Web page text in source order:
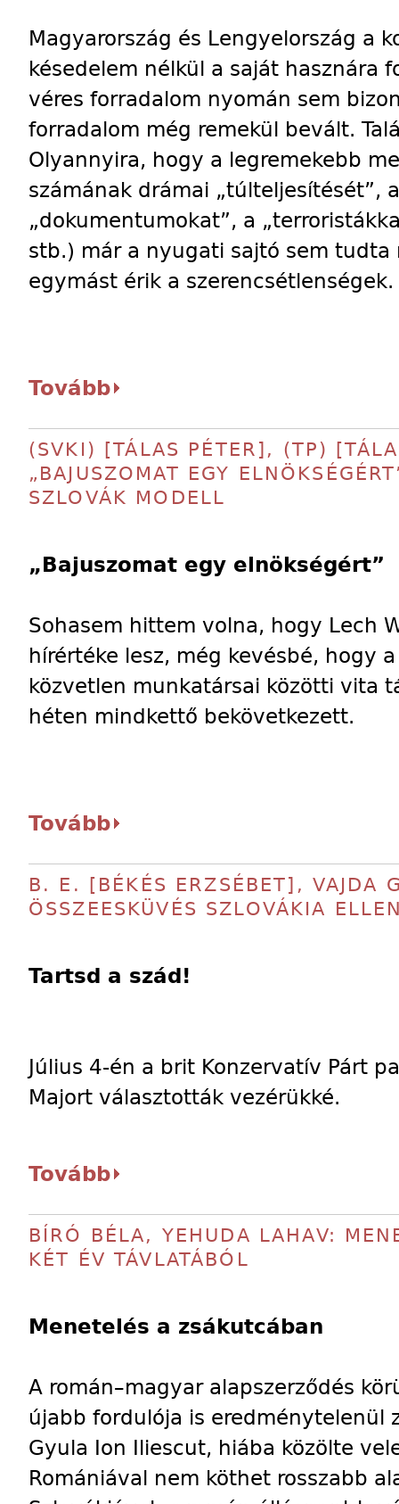
Magyarország és Lengyelország a
késedelem nélkül a saját hasznára
véres forradalom nyomán sem
forradalom még remekül bevált.
Olyannyira, hogy a legremekebb
számának drámai „túlteljesítését”,
„dokumentumokat”, a
stb.) már a nyugati sajtó sem
egymást érik a szerencsétlenségek.
Tovább
(SVKI) [TÁLAS PÉTER], (TP)
„BAJUSZOMAT EGY
SZLOVÁK MODELL
„Bajuszomat egy elnökségért”
Sohasem hittem volna, hogy Lech
hírértéke lesz, még kevésbé, hogy
közvetlen munkatársai közötti vita
héten mindkettő bekövetkezett.
Tovább
B. E. [BÉKÉS ERZSÉBET], VAJDA
ÖSSZEESKÜVÉS SZLOVÁKIA
Tartsd a szád!
Július 4-én a brit Konzervatív Párt
Majort választották vezérükké.
Tovább
BÍRÓ BÉLA, YEHUDA LAHAV:
KÉT ÉV TÁVLATÁBÓL
Menetelés a zsákutcában
A román–magyar alapszerződés
újabb fordulója is eredménytelenül
Gyula Ion Iliescut, hiába közölte
Romániával nem köthet rosszabb